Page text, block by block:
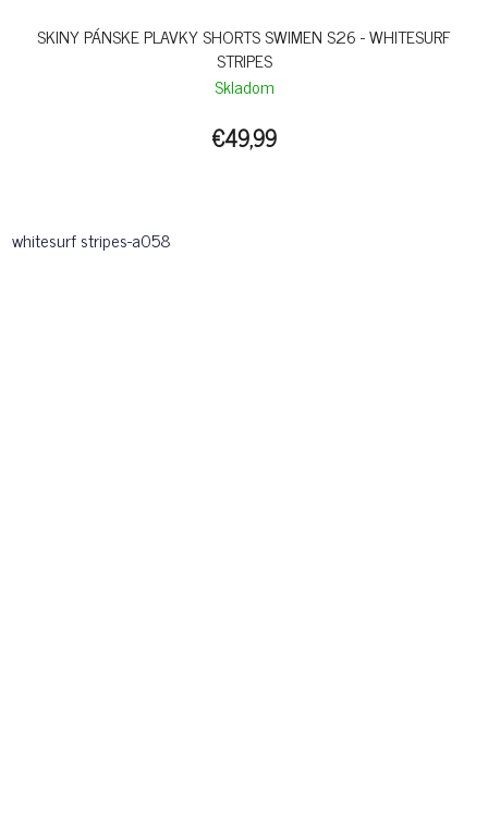
SKINY PÁNSKE PLAVKY SHORTS SWIMEN S26 - WHITESURF
STRIPES
Skladom
€49,99
whitesurf stripes-a058